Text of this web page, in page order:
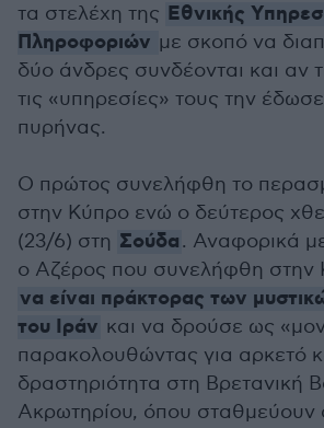
τα στελέχη της Εθνικής
Πληροφοριών με σκοπό να
δύο άνδρες συνδέονται και αν
τις «υπηρεσίες» τους την έδωσε
πυρήνας.
Ο πρώτος συνελήφθη το
στην Κύπρο ενώ ο δεύτερος
(23/6) στη Σούδα. Αναφορικά
ο Αζέρος που συνελήφθη στην
να είναι πράκτορας των
του Ιράν και να δρούσε ως
παρακολουθώντας για αρκετό
δραστηριότητα στη Βρετανική
Ακρωτηρίου, όπου